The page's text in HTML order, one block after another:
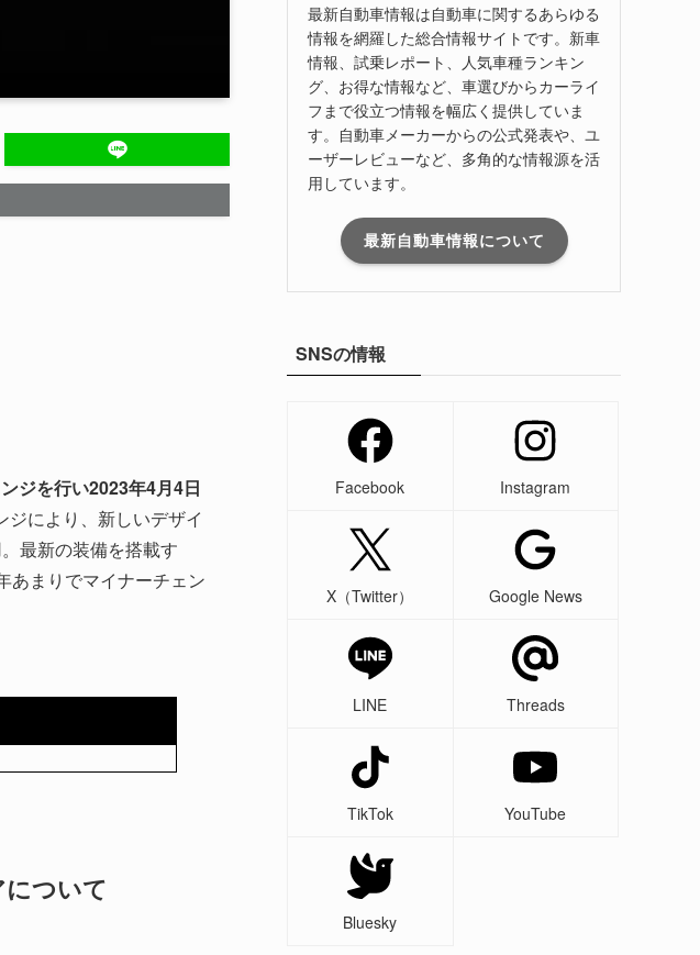
ジを行い2023年4月4日
ジにより、新しいデザイ
最新の装備を搭載す
あまりでマイナーチェン
ついて
最新自動車情報は自動車に関するあらゆる
情報を網羅した総合情報サイトです。新車
情報、試乗レポート、人気車種ランキン
グ、お得な情報など、車選びからカーライ
フまで役立つ情報を幅広く提供していま
す。自動車メーカーからの公式発表や、ユ
ーザーレビューなど、多角的な情報源を活
用しています。
最新自動車情報について
SNSの情報
Facebook Instagram
X（Twitter） Google News
LINE Threads
TikTok YouTube
Bluesky